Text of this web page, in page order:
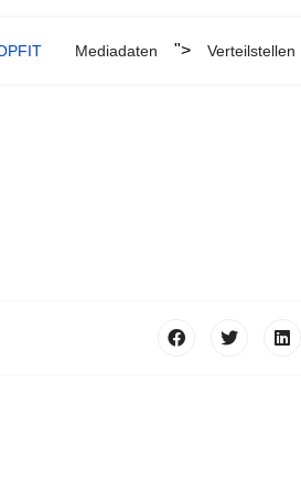
Mediadaten "> Verteilstellen